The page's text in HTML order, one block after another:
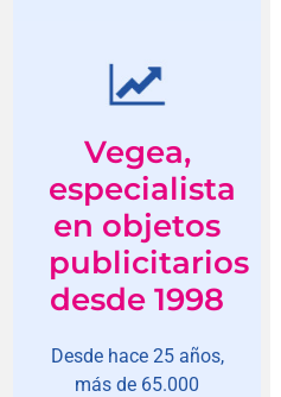
Vegea,
especialista
en objetos
publicitarios
desde 1998
Desde hace 25 años,
más de 65.000